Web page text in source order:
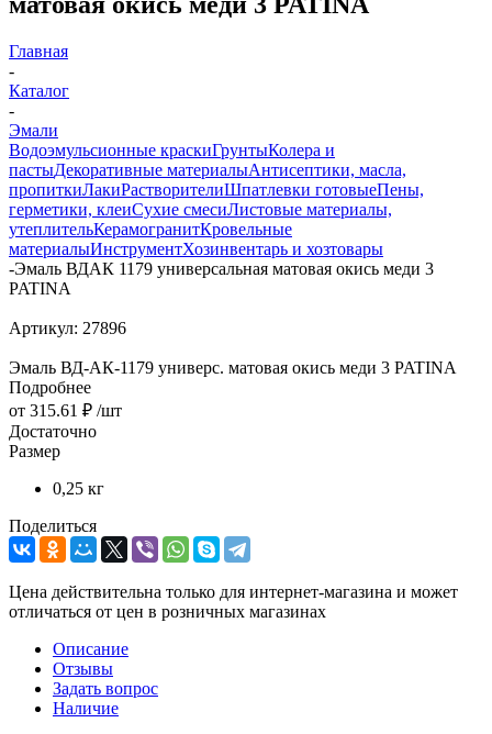
Главная
-
Каталог
-
Эмали
Водоэмульсионные краскиГрунтыКолера и
пастыДекоративные материалыАнтисептики, масла,
пропиткиЛакиРастворителиШпатлевки готовыеПены,
герметики, клеиСухие смесиЛистовые материалы,
утеплительКерамогранитКровельные
материалыИнструментХозинвентарь и хозтовары
-Эмаль ВДАК 1179 универсальная матовая окись меди 3
PATINA
Артикул: 27896
Эмаль ВД-АК-1179 универс. матовая окись меди 3 PATINA
Подробнее
от 315.61 ₽ /шт
Достаточно
Размер
0,25 кг
Поделиться
Цена действительна только для интернет-магазина и может
отличаться от цен в розничных магазинах
Описание
Отзывы
Задать вопрос
Наличие